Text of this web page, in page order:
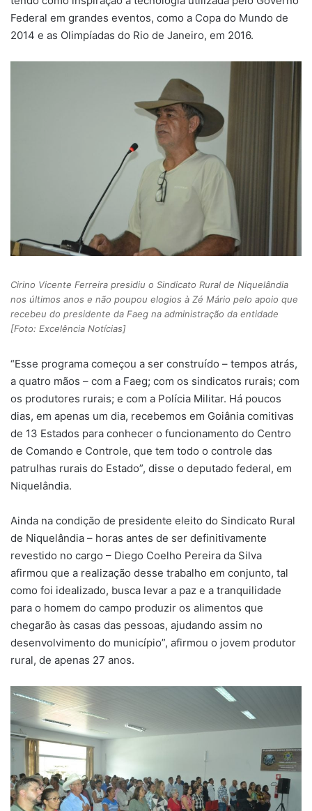
Federal em grandes eventos, como a Copa do Mundo de
2014 e as Olimpíadas do Rio de Janeiro, em 2016.
Cirino Vicente Ferreira presidiu o Sindicato Rural de Niquelândia
nos últimos anos e não poupou elogios à Zé Mário pelo apoio que
recebeu do presidente da Faeg na administração da entidade
[Foto: Excelência Notícias]
“Esse programa começou a ser construído – tempos atrás,
a quatro mãos – com a Faeg; com os sindicatos rurais; com
os produtores rurais; e com a Polícia Militar. Há poucos
dias, em apenas um dia, recebemos em Goiânia comitivas
de 13 Estados para conhecer o funcionamento do Centro
de Comando e Controle, que tem todo o controle das
patrulhas rurais do Estado”, disse o deputado federal, em
Niquelândia.
Ainda na condição de presidente eleito do Sindicato Rural
de Niquelândia – horas antes de ser definitivamente
revestido no cargo – Diego Coelho Pereira da Silva
afirmou que a realização desse trabalho em conjunto, tal
como foi idealizado, busca levar a paz e a tranquilidade
para o homem do campo produzir os alimentos que
chegarão às casas das pessoas, ajudando assim no
desenvolvimento do município”, afirmou o jovem produtor
rural, de apenas 27 anos.